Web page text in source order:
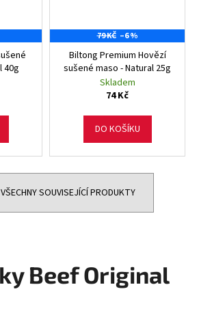
Beef Original
40g
79 KČ –6 %
Biltong Premium Hovězí
sušené maso - Natural 25g
Skladem
74 Kč
DO KOŠÍKU
SOUVISEJÍCÍ PRODUKTY